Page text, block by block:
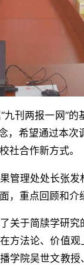
刊两报一网”
，希望通过本
社合作新方式。
管理处处长张
重点回顾和介
关于简牍学研
方法论、价值
学院吴世文教